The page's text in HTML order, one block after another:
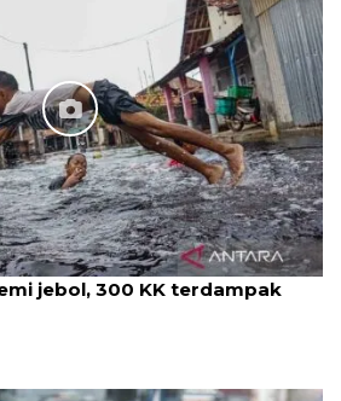
jebol, 300 KK terdampak